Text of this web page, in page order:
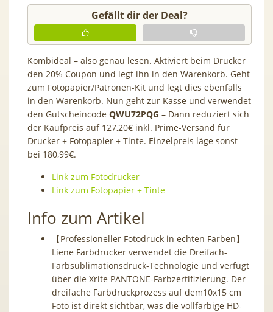
Gefällt dir der Deal?
Kombideal – also genau lesen. Aktiviert beim Drucker
den 20% Coupon und legt ihn in den Warenkorb. Geht
zum Fotopapier/Patronen-Kit und legt dies ebenfalls
in den Warenkorb. Nun geht zur Kasse und verwendet
den Gutscheincode QWU72PQG – Dann reduziert sich
der Kaufpreis auf 127,20€ inkl. Prime-Versand für
Drucker + Fotopapier + Tinte. Einzelpreis läge sonst
bei 180,99€.
Link zum Fotodrucker
Link zum Fotopapier + Tinte
Info zum Artikel
【Professioneller Fotodruck in echten Farben】
Liene Farbdrucker verwendet die Dreifach-
Farbsublimationsdruck-Technologie und verfügt
über die Xrite PANTONE-Farbzertifizierung. Der
dreifache Farbdruckprozess auf dem10x15 cm
Foto ist direkt sichtbar, was die vollfarbige HD-